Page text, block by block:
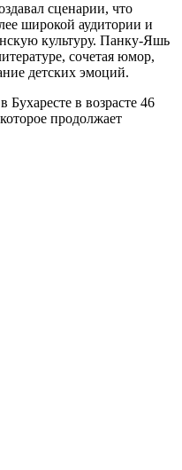
сценарии, что
широкой аудитории и
культуру. Панку-Яшь
сочетая юмор,
детских эмоций.
в возрасте 46
продолжает